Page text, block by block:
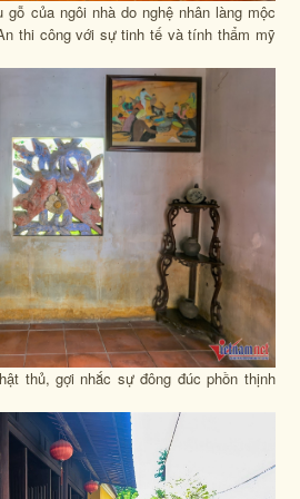
của ngôi nhà do nghệ nhân làng mộc
thi công với sự tinh tế và tính thẩm mỹ
thủ, gợi nhắc sự đông đúc phồn thịnh